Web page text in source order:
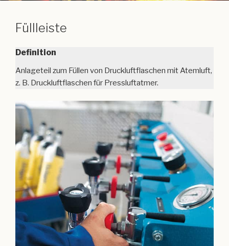
Füllleiste
Definition
Anlageteil zum Füllen von Druckluftflaschen mit Atemluft,
z. B. Druckluftflaschen für Pressluftatmer.